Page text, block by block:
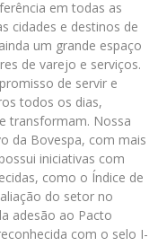
em todas as
cidades e destinos de
um grande espaço
de varejo e serviços.
de servir e
todos os dias,
transformam. Nossa
da Bovespa, com mais
iniciativas com
como o Índice de
do setor no
adesão ao Pacto
com o selo I-